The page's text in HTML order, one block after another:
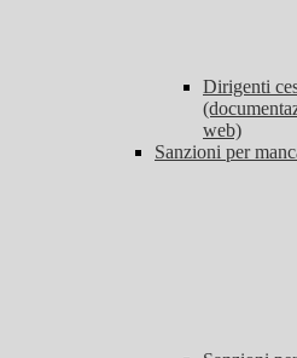
Dirigenti
web)
Sanzioni per